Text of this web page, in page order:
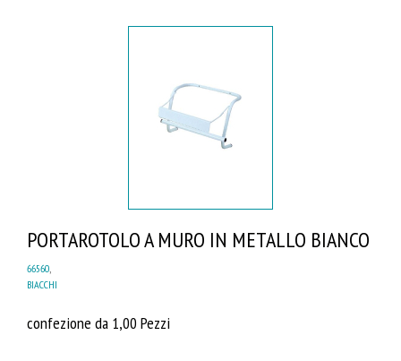
PORTAROTOLO A MURO IN METALLO BIANCO
66560
BIACCHI
confezione da 1,00 Pezzi